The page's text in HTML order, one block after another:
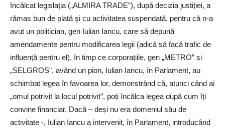
încălcat legislația („ALMIRA TRADE”), după decizia justiției, a
rămas bun de plată și cu activitatea suspendată, pentru că n-a
avut un politician, gen Iulian Iancu, care să depună
amendamente pentru modificarea legii (adică să facă trafic de
influență pentru el), în timp ce corporațiile, gen „METRO” și
„SELGROS”, având un pion, Iulian Iancu, în Parlament, au
schimbat legea în favoarea lor, demonstrând că, atunci când ai
„omul potrivit la locul potrivit”, poți încălca legea după cum îți
convine financiar. Dacă – deși nu era domeniul său de
activitate -, Iulian Iancu a intervenit, în Parlament, introducând